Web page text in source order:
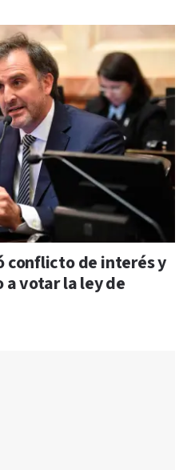
conflicto de interés y
votar la ley de